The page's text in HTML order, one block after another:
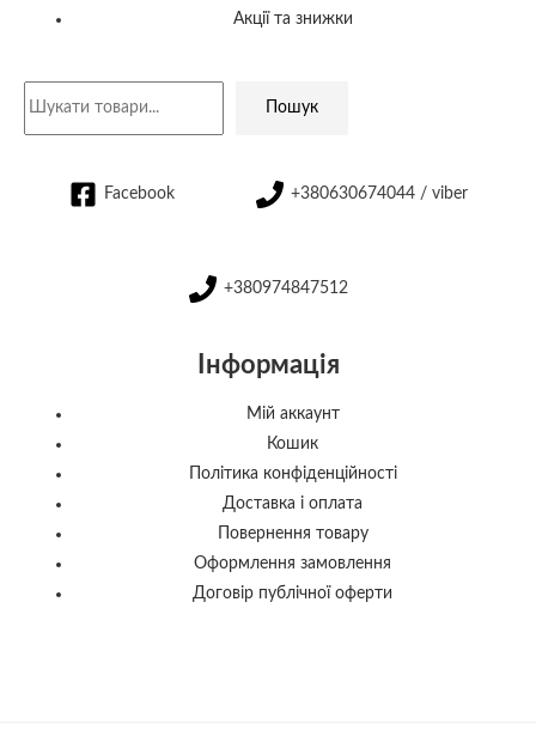
Акції та знижки
Пошук
Facebook +380630674044 / viber
+380974847512
Інформація
Мій аккаунт
Кошик
Політика конфіденційності
Доставка і оплата
Повернення товару
Оформлення замовлення
Договір публічної оферти